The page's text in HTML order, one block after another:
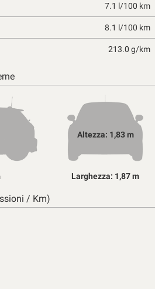
7.1 l/100 km
8.1 l/100 km
213.0 g/km
Altezza: 1,83 m
Larghezza: 1,87 m
/ Km)